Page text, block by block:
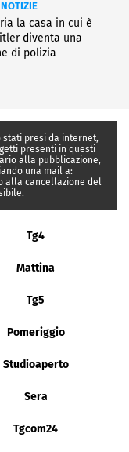
la casa in cui è
diventa una
di polizia
stati presi da internet,
presenti in questi
alla pubblicazione,
una mail a:
alla cancellazione del
Tg4
Mattina
Tg5
Pomeriggio
Studioaperto
Sera
Tgcom24